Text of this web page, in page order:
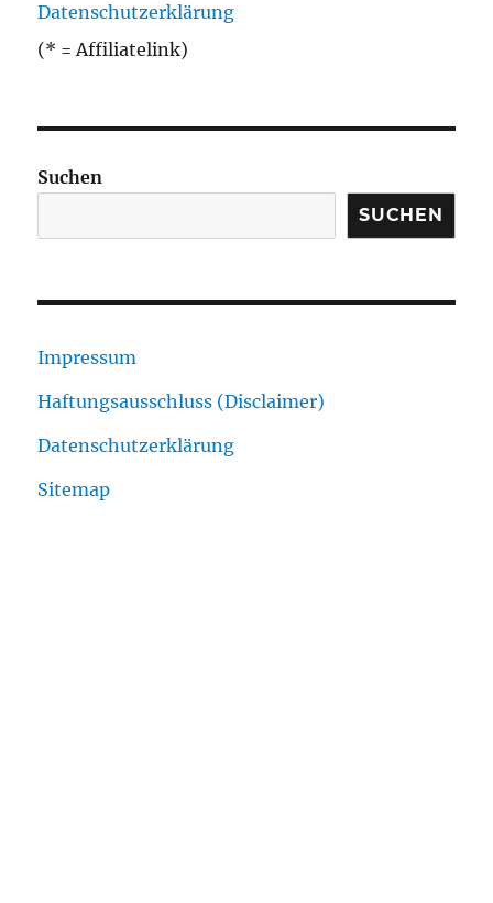
Datenschutzerklärung
(* = Affiliatelink)
Suchen
SUCHEN
Impressum
Haftungsausschluss (Disclaimer)
Datenschutzerklärung
Sitemap